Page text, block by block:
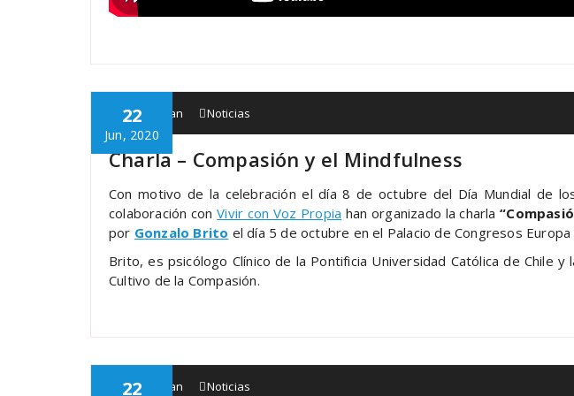
22
Jun, 2020
Babespean Noticias
Charla – Compasión y el Mindfulness
Con motivo de la celebración el día 8 de octubre del Día Mundial de
colaboración conVivir con Voz Propia han organizado la charla
por Gonzalo Brito el día 5 de octubre en el Palacio de Congresos
Brito, es psicólogo Clínico de la Pontificia Universidad Católica de
Cultivo de la Compasión.
22
Babespean Noticias